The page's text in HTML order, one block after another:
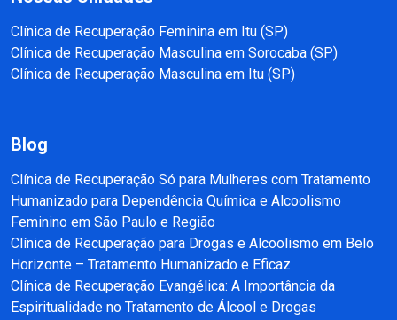
Clínica de Recuperação Feminina em Itu (SP)
Clínica de Recuperação Masculina em Sorocaba (SP)
Clínica de Recuperação Masculina em Itu (SP)
Blog
Clínica de Recuperação Só para Mulheres com Tratamento
Humanizado para Dependência Química e Alcoolismo
Feminino em São Paulo e Região
Clínica de Recuperação para Drogas e Alcoolismo em Belo
Horizonte – Tratamento Humanizado e Eficaz
Clínica de Recuperação Evangélica: A Importância da
Espiritualidade no Tratamento de Álcool e Drogas